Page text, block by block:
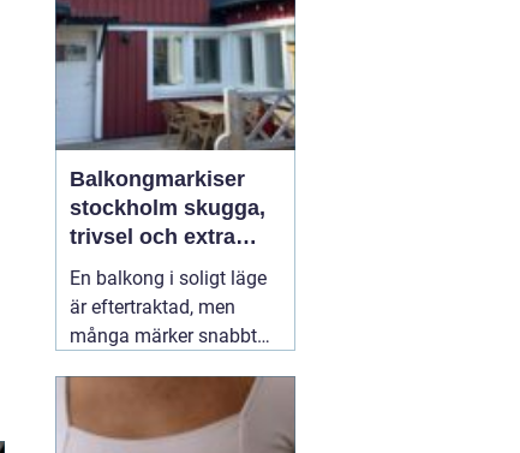
plåtbearbetning. När
för...
Balkongmarkiser
stockholm skugga,
trivsel och extra
rum utomhus
En balkong i soligt läge
är eftertraktad, men
många märker snabbt
under sommarhalvåret.
Glasräcken, mörka